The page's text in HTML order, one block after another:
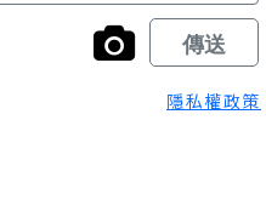
隱私權政策